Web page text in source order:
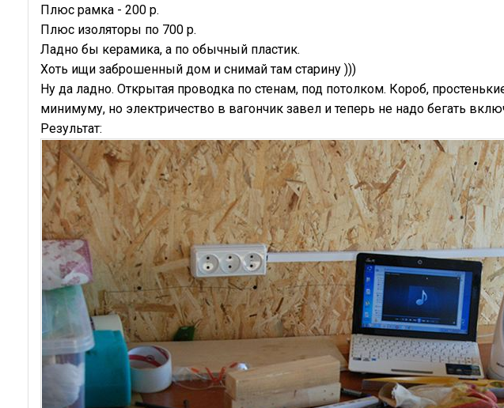
Плюс рамка - 200 р.
Плюс изоляторы по 700 р.
Ладно бы керамика, а по обычный пластик.
Хоть ищи заброшенный дом и снимай там старину )))
Ну да ладно. Открытая проводка по стенам, под потолком. Короб,
минимуму, но электричество в вагончик завел и теперь не надо бегать
Результат: